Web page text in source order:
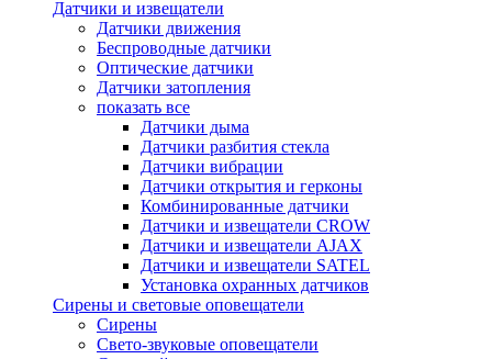
Датчики и извещатели
Датчики движения
Беспроводные датчики
Оптические датчики
Датчики затопления
показать все
Датчики дыма
Датчики разбития стекла
Датчики вибрации
Датчики открытия и герконы
Комбинированные датчики
Датчики и извещатели CROW
Датчики и извещатели AJAX
Датчики и извещатели SATEL
Установка охранных датчиков
Сирены и световые оповещатели
Сирены
Свето-звуковые оповещатели